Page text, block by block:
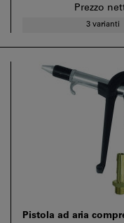
Prezzo
3 varianti
Pistola ad aria